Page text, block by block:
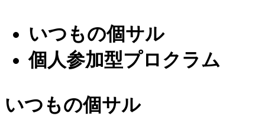
いつもの個サル
個人参加型プロクラム
いつもの個サル